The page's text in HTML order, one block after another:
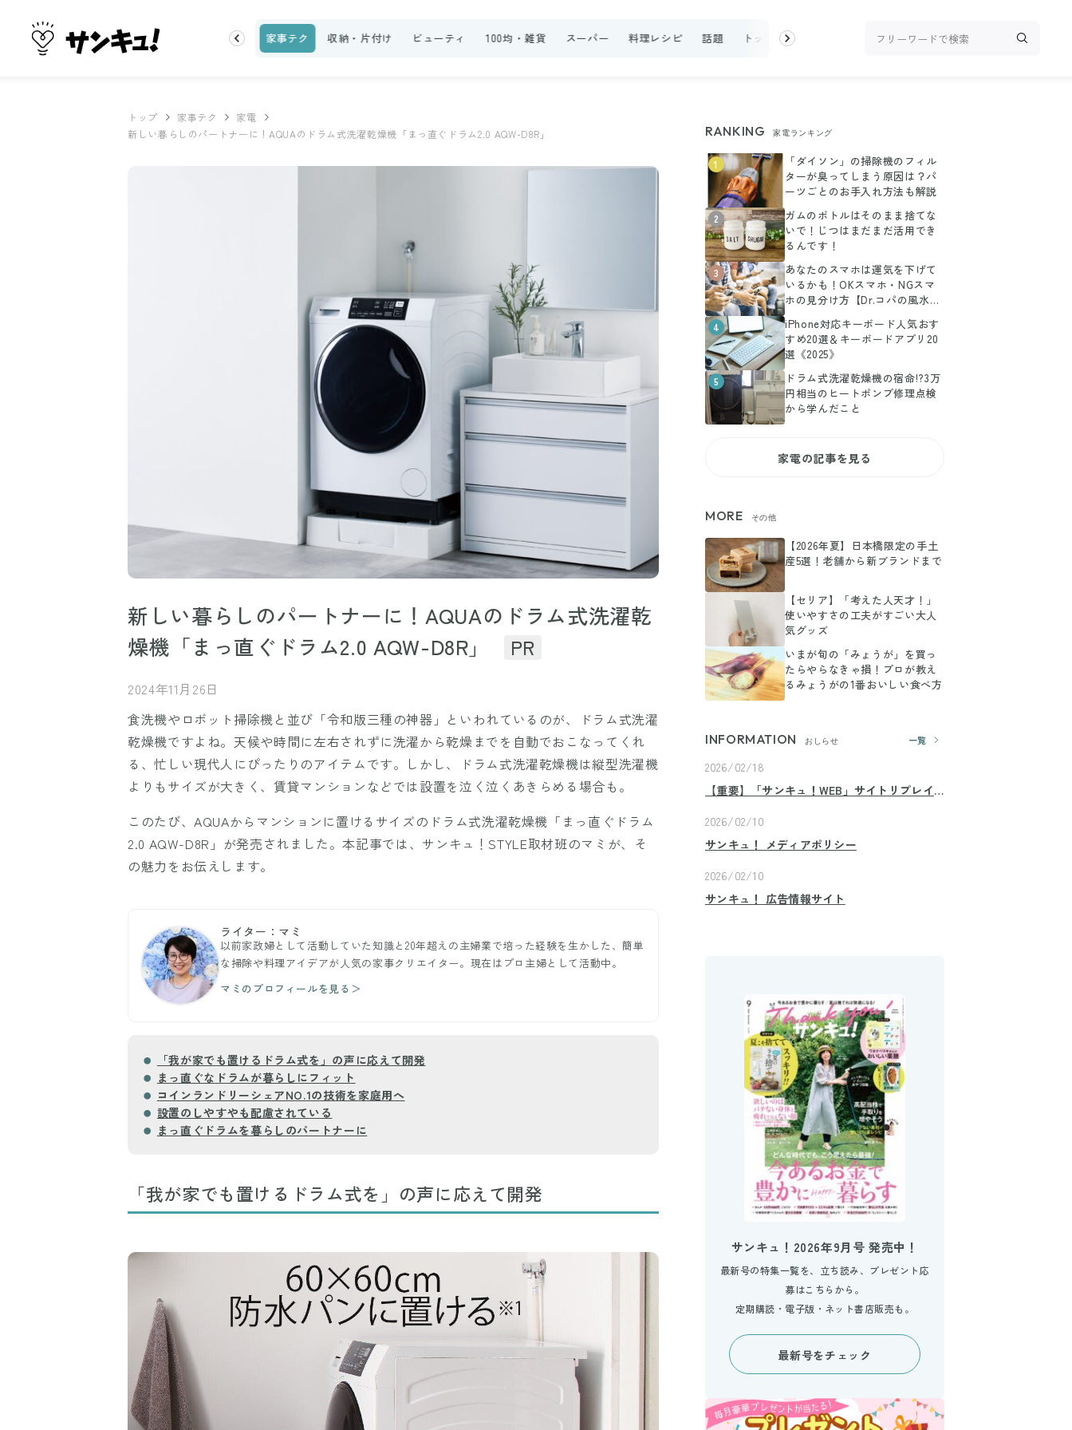
話題 トップ 新着 ランキング お金 家事テク 収納・片付け ビューティ 100均・雑貨 スーパー 料理レシピ 話題 トップ 新着 ランキング お金 家事テク 収納・片付
トップ 家事テク
家電
新しい暮らしのパートナーに！AQUAのドラム式洗濯乾燥機「まっ直ぐドラム2.0 AQW-D8R」
新しい暮らしのパートナーに！AQUAのドラム式洗濯乾
燥機「まっ直ぐドラム2.0 AQW-D8R」
PR
2024年11月26日
食洗機やロボット掃除機と並び「令和版三種の神器」といわれているのが、ドラム式洗濯
乾燥機ですよね。天候や時間に左右されずに洗濯から乾燥までを自動でおこなってくれ
る、忙しい現代人にぴったりのアイテムです。しかし、ドラム式洗濯乾燥機は縦型洗濯機
よりもサイズが大きく、賃貸マンションなどでは設置を泣く泣くあきらめる場合も。
このたび、AQUAからマンションに置けるサイズのドラム式洗濯乾燥機「まっ直ぐドラム
2.0 AQW-D8R」が発売されました。本記事では、サンキュ！STYLE取材班のマミが、そ
の魅力をお伝えします。
ライター：マミ
以前家政婦として活動していた知識と20年超えの主婦業で培った経験を生かした、簡単
な掃除や料理アイデアが人気の家事クリエイター。現在はプロ主婦として活動中。
マミのプロフィールを見る＞
「我が家でも置けるドラム式を」の声に応えて開発
まっ直ぐなドラムが暮らしにフィット
コインランドリーシェアNO.1の技術を家庭用へ
設置のしやすやも配慮されている
まっ直ぐドラムを暮らしのパートナーに
「我が家でも置けるドラム式を」の声に応えて開発
RANKING 家電ランキング
1
「ダイソン」の掃除機のフィル
ターが臭ってしまう原因は？パ
ーツごとのお手入れ方法も解説
2
ガムのボトルはそのまま捨てな
いで！じつはまだまだ活用でき
るんです！
3
あなたのスマホは運気を下げて
いるかも！OKスマホ・NGスマ
ホの見分け方【Dr.コパの風水解
4
iPhone対応キーボード人気おす
すめ20選＆キーボードアプリ20
選《2025》
5
ドラム式洗濯乾燥機の宿命!?3万
円相当のヒートポンプ修理点検
から学んだこと
家電の記事を見る
MORE その他
【2026年夏】日本橋限定の手土
産5選！老舗から新ブランドまで
【セリア】「考えた人天才！」
使いやすさの工夫がすごい大人
気グッズ
いまが旬の「みょうが」を買っ
たらやらなきゃ損！プロが教え
るみょうがの1番おいしい食べ方
INFORMATION おしらせ 一覧
2026/02/18
【重要】「サンキュ！WEB」サイトリプレイ
2026/02/10
サンキュ！ メディアポリシー
2026/02/10
サンキュ！ 広告情報サイト
サンキュ！2026年9月号 発売中！
最新号の特集一覧を、立ち読み、プレゼント応
募はこちらから。
定期購読・電子版・ネット書店販売も。
最新号をチェック